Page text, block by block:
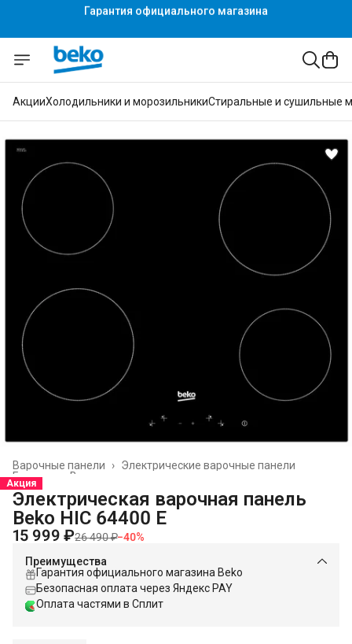
Гарантия официального магазина
АкцииХолодильники и морозильникиСтиральные и сушильные
Электрические варочные панели
Варочные панели
›
Встраиваемая техника
Главная
Акция
Электрическая варочная панель
Beko HIC 64400 E
15 999 ₽26 490 ₽−40%
Преимущества
Гарантия официального магазина Beko
Безопасная оплата через Яндекс PAY
Оплата частями в Сплит